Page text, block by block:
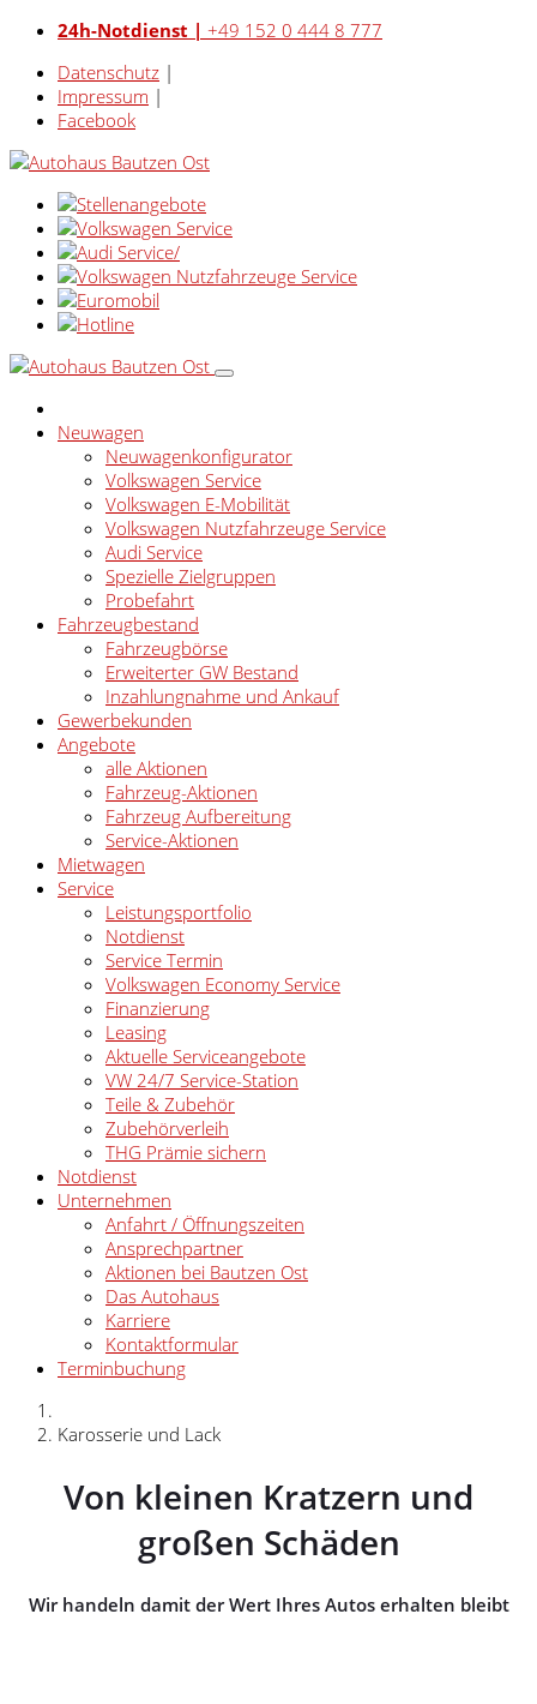
24h-Notdienst | +49 152 0 444 8 777
Datenschutz |
Impressum |
Facebook
Neuwagen
Neuwagenkonfigurator
Volkswagen Service
Volkswagen E-Mobilität
Volkswagen Nutzfahrzeuge Service
Audi Service
Spezielle Zielgruppen
Probefahrt
Fahrzeugbestand
Fahrzeugbörse
Erweiterter GW Bestand
Inzahlungnahme und Ankauf
Gewerbekunden
Angebote
alle Aktionen
Fahrzeug-Aktionen
Fahrzeug Aufbereitung
Service-Aktionen
Mietwagen
Service
Leistungsportfolio
Notdienst
Service Termin
Volkswagen Economy Service
Finanzierung
Leasing
Aktuelle Serviceangebote
VW 24/7 Service-Station
Teile & Zubehör
Zubehörverleih
THG Prämie sichern
Notdienst
Unternehmen
Anfahrt / Öffnungszeiten
Ansprechpartner
Aktionen bei Bautzen Ost
Das Autohaus
Karriere
Kontaktformular
Terminbuchung
Karosserie und Lack
Von kleinen Kratzern und
großen Schäden
Wir handeln damit der Wert Ihres Autos erhalten bleibt